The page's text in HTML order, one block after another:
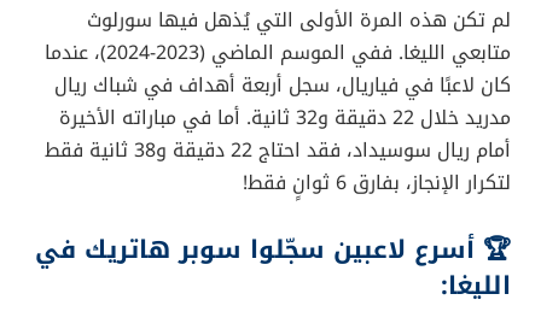
لم تكن هذه المرة الأولى التي يُذهل فيها سورلوث
متابعي الليغا. ففي الموسم الماضي (2023-2024)، عندما
كان لاعبًا في فياريال، سجل أربعة أهداف في شباك ريال
مدريد خلال 22 دقيقة و32 ثانية. أما في مباراته الأخيرة
أمام ريال سوسيداد، فقد احتاج 22 دقيقة و38 ثانية فقط
لتكرار الإنجاز، بفارق 6 ثوانٍ فقط!
🏆 أسرع لاعبين سجّلوا سوبر هاتريك في
الليغا: